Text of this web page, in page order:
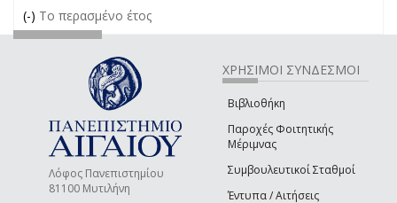
(-) Remove Το περασμένο έτος filter
Το περασμένο έτος
Λόφος Πανεπιστημίου
81100 Μυτιλήνη
ΧΡΗΣΙΜΟΙ ΣΥΝΔΕΣΜΟΙ
Βιβλιοθήκη
Παροχές Φοιτητικής
Μέριμνας
Συμβουλευτικοί Σταθμοί
Έντυπα / Αιτήσεις